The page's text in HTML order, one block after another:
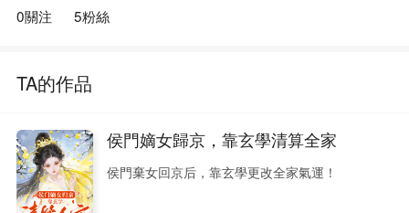
0關注 5粉絲
TA的作品
侯門嫡女歸京，靠玄學清算全家
侯門棄女回京后，靠玄學更改全家氣運！